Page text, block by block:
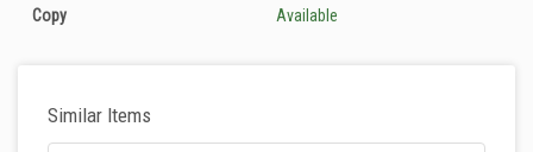
Copy Available
Similar Items